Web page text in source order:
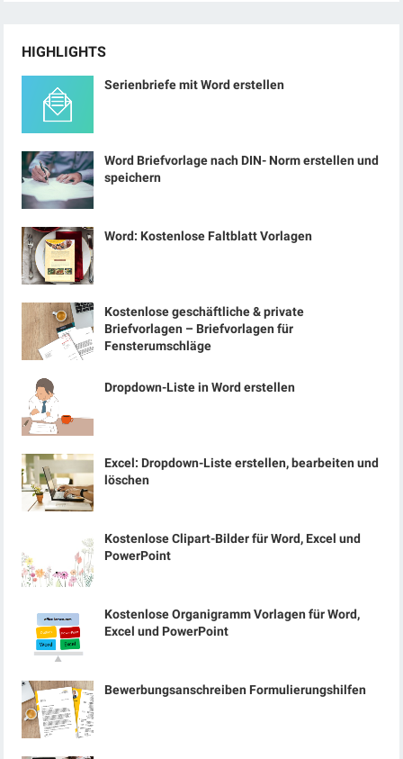
HIGHLIGHTS
Serienbriefe mit Word erstellen
Word Briefvorlage nach DIN- Norm erstellen und
speichern
Word: Kostenlose Faltblatt Vorlagen
Kostenlose geschäftliche & private
Briefvorlagen – Briefvorlagen für
Fensterumschläge
Dropdown-Liste in Word erstellen
Excel: Dropdown-Liste erstellen, bearbeiten und
löschen
Kostenlose Clipart-Bilder für Word, Excel und
PowerPoint
Kostenlose Organigramm Vorlagen für Word,
Excel und PowerPoint
Bewerbungsanschreiben Formulierungshilfen